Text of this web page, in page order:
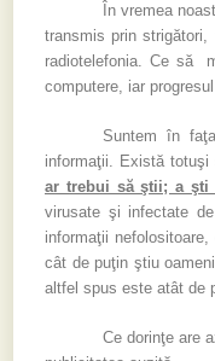
În vremea
transmis prin
radiotelefonia. Ce să
computere, iar
Suntem în
informaţii. Există
ar trebui să ştii; a şti
virusate şi infectate
informaţii
cât de puţin ştiu
altfel spus este atât de
Ce dorinţe are